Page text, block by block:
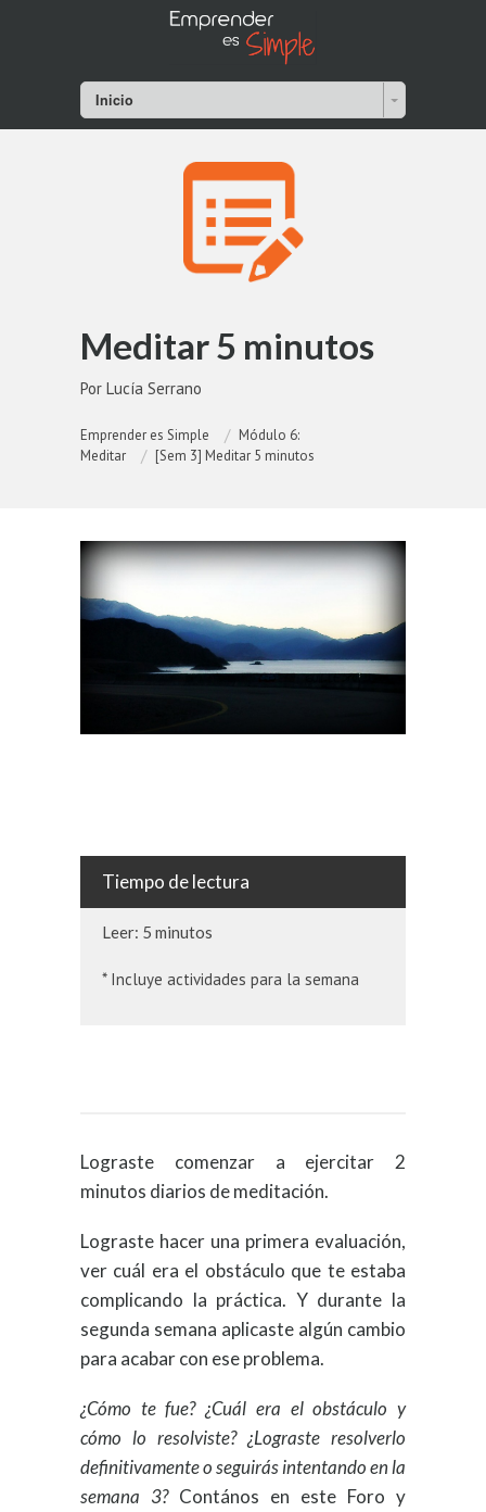
Inicio
Meditar 5 minutos
Por Lucía Serrano
Emprender es Simple
Módulo 6:
Meditar
[Sem 3] Meditar 5 minutos
Tiempo de lectura
Leer: 5 minutos
* Incluye actividades para la semana
Lograste comenzar a ejercitar 2
minutos diarios de meditación.
Lograste hacer una primera evaluación,
ver cuál era el obstáculo que te estaba
complicando la práctica. Y durante la
segunda semana aplicaste algún cambio
para acabar con ese problema.
¿Cómo te fue? ¿Cuál era el obstáculo y
cómo lo resolviste? ¿Lograste resolverlo
definitivamente o seguirás intentando en la
semana 3?Contános en este Foro y